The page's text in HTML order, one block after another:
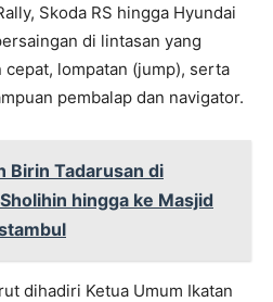
Skoda RS hingga Hyundai
di lintasan yang
lompatan (jump), serta
pembalap dan navigator.
Birin Tadarusan di
hingga ke Masjid
dihadiri Ketua Umum Ikatan